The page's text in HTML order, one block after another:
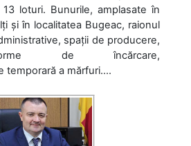
loturi. Bunurile, amplasate în
și în localitatea Bugeac, raionul
spații de producere,
de încărcare,
temporară a mărfuri....